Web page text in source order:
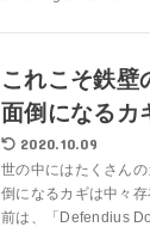
これこそ鉄壁
面倒になるカ
2020.10.09
世の中にはたくさん
倒になるカギは中々
前は、「Defendius